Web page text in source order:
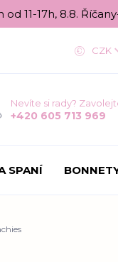
11-17h, 8.8.
CZK
Nevíte si rady?
+420 605 713 969
SPANÍ